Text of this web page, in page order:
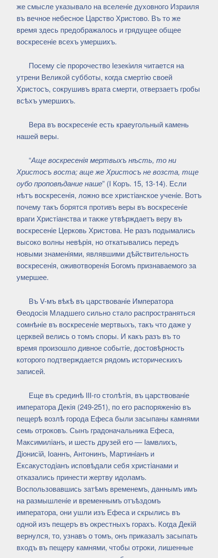
же смысле указывало на вселенiе духовного Израиля
въ вечное небесное Царство Христово. Въ то же
время здесь предображалось и грядущее общее
воскресенiе всехъ умершихъ.
Посему сiе пророчество Iезекiиля читается на
утрени Великой субботы, когда смертiю своей
Христосъ, сокрушивъ врата смерти, отверзаетъ гробы
всѣхъ умершихъ.
Вера въ воскресенiе есть краеугольный камень
нашей веры.
“Аще воскресенiя мертвыхъ нѣсть, то ни
Христосъ воста; аще же Христосъ не возста, тще
оубо проповѣдание наше” (I Коръ. 15, 13-14). Если
нѣтъ воскресенiя, ложно все христiанское ученiе. Вотъ
почему такъ борятся противъ веры въ воскресенiе
враги Христiанства и также утвѣрждаетъ веру въ
воскресенiе Церковь Христова. Не разъ подымались
высоко волны невѣрiя, но откатывались передъ
новыми знаменiями, являвшими дѣйствительность
воскресенiя, оживотворенiя Богомъ признаваемого за
умершее.
Въ V-мъ вѣкѣ въ царствованiе Императора
Ѳеодосiя Младшего сильно стало распространяться
сомнѣнiе въ воскресенiе мертвыхъ, такъ что даже у
церквей велись о томъ споры. И какъ разъ въ то
время произошло дивное событiе, достовѣрность
которого подтверждается рядомъ историческихъ
записей.
Еще въ срединѣ III-го столѣтiя, въ царствованiе
императора Декiя (249-251), по его распоряженiю въ
пещерѣ возлѣ города Ефеса были засыпаны камнями
семь отроковъ. Сынъ градоначальника Ефеса,
Максимилiанъ, и шесть друзей его — Iамвлихъ,
Дiонисiй, Iоаннъ, Антонинъ, Мартинiанъ и
Ексакустодiанъ исповѣдали себя христiанами и
отказались принести жертву идоламъ.
Воспользовавшись затѣмъ временемъ, даннымъ имъ
на размышленiе и временнымъ отъѣздомъ
императора, они ушли изъ Ефеса и скрылись въ
одной изъ пещеръ въ окрестныхъ горахъ. Когда Декiй
вернулся, то, узнавъ о томъ, онъ приказалъ засыпать
входъ въ пещеру камнями, чтобы отроки, лишенные